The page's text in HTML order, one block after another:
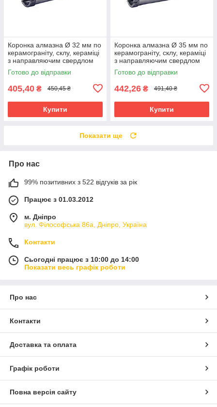
Коронка алмазна Ø 32 мм по
керамограніту, склу, кераміці
з направляючим свердлом
Готово до відправки
405,40 ₴ 450,45 ₴
Купити
Коронка алмазна Ø 35 мм по
керамограніту, склу, кераміці
з направляючим свердлом
Готово до відправки
442,26 ₴ 491,40 ₴
Купити
Показати ще
Про нас
99% позитивних з 522 відгуків за рік
Працює з 01.03.2012
м. Дніпро
вул. Філософська 86а, Дніпро, Україна
Контакти
Сьогодні працює з 10:00 до 14:00
Показати весь графік роботи
Про нас
Контакти
Доставка та оплата
Графік роботи
Повна версія сайту